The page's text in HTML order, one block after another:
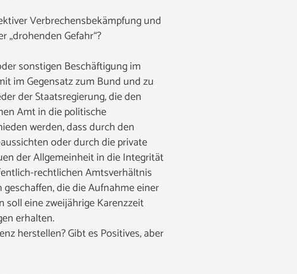
Verbrechensbekämpfung und
„drohenden Gefahr“?
sonstigen Beschäftigung im
im Gegensatz zum Bund und zu
der Staatsregierung, die den
Amt in die politische
werden, dass durch den
oder durch die private
der Allgemeinheit in die Integrität
rechtlichen Amtsverhältnis
die die Aufnahme einer
soll eine zweijährige Karenzzeit
erhalten.
herstellen? Gibt es Positives, aber